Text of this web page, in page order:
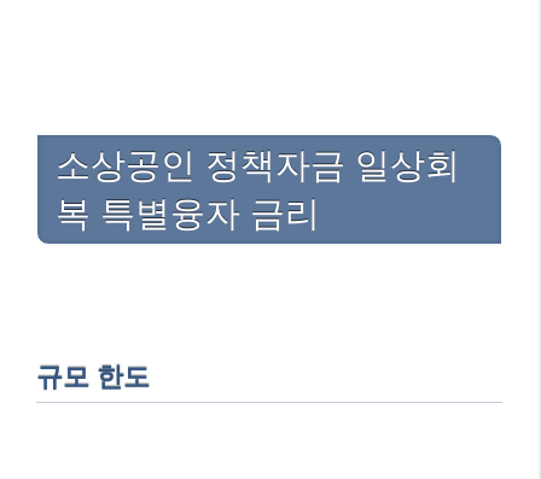
소상공인 정책자금 일상회
복 특별융자 금리
규모 한도